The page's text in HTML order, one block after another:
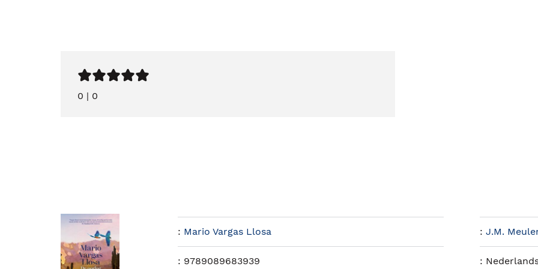
0 | 0
: Mario Vargas Llosa :J.M.
: 9789089683939 :